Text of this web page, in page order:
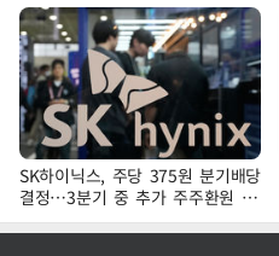
SK하이닉스, 주당 375원 분기배당
결정…3분기 중 추가 주주환원 발
표